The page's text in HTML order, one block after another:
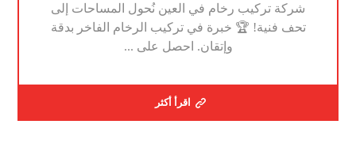
شركة تركيب رخام في العين نُحول المساحات إلى
تحف فنية! 🏆 خبرة في تركيب الرخام الفاخر بدقة
وإتقان. احصل على ...
اقرأ أكثر